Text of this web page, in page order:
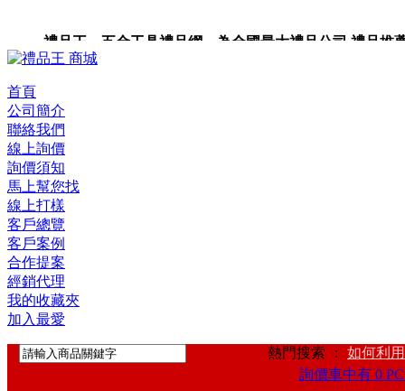
禮品王 五金工具禮品網 為全國最大禮品公司,禮品推
禮品卡,企業禮品,禮品小物,高級禮品,禮品網站。
首頁
公司簡介
聯絡我們
線上詢價
詢價須知
馬上幫您找
線上打樣
客戶總覽
客戶案例
合作提案
經銷代理
我的收藏夾
加入最愛
熱門搜索 ： 如何利
詢價車中有 0